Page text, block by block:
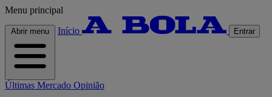
Menu principal
Abrir menu Início Entrar
Últimas Mercado Opinião